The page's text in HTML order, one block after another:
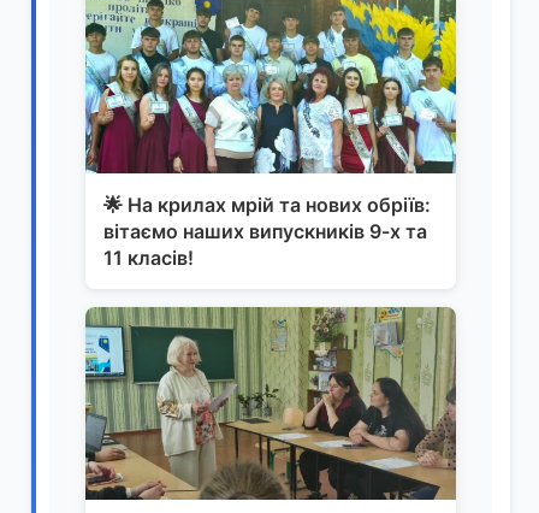
🌟 На крилах мрій та нових обріїв:
вітаємо наших випускників 9-х та
11 класів!